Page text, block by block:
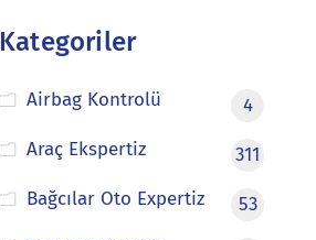
Kategoriler
Airbag Kontrolü
4
Araç Ekspertiz
311
Bağcılar Oto Expertiz
53